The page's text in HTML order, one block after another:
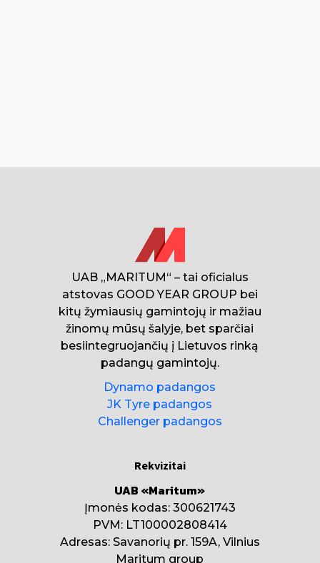
UAB „MARITUM“ – tai oficialus
atstovas GOOD YEAR GROUP bei
kitų žymiausių gamintojų ir mažiau
žinomų mūsų šalyje, bet sparčiai
besiintegruojančių į Lietuvos rinką
padangų gamintojų.
Dynamo padangos
JK Tyre padangos
Challenger padangos
Rekvizitai
UAB «Maritum»
Įmonės kodas: 300621743
PVM: LT100002808414
Adresas: Savanorių pr. 159A, Vilnius
Maritum group